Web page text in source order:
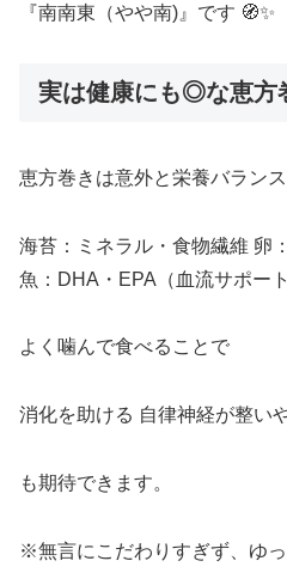
『南南東（やや南)』です 🧭✨
実は健康にも◎な恵方
恵方巻きは意外と栄養バランス
海苔：ミネラル・食物繊維 卵
魚：DHA・EPA（血流サポー
よく噛んで食べることで
消化を助ける 自律神経が整い
も期待できます。
※無言にこだわりすぎず、ゆ